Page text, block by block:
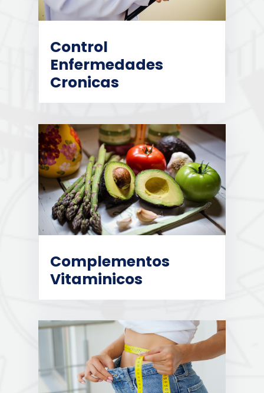
Control
Enfermedades
Cronicas
Complementos
Vitaminicos